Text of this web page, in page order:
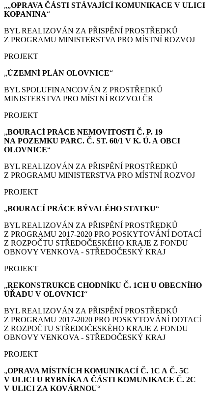
„„OPRAVA ČÁSTI STÁVAJÍCÍ KOMUNIKACE V ULICI
KOPANINA“
BYL REALIZOVÁN ZA PŘISPĚNÍ PROSTŘEDKŮ
Z PROGRAMU MINISTERSTVA PRO MÍSTNÍ ROZVOJ
PROJEKT
„ÚZEMNÍ PLÁN OLOVNICE“
BYL SPOLUFINANCOVÁN Z PROSTŘEDKŮ
MINISTERSTVA PRO MÍSTNÍ ROZVOJ ČR
PROJEKT
„BOURACÍ PRÁCE NEMOVITOSTI Č. P. 19
NA POZEMKU PARC. Č. ST. 60/1 V K. Ú. A OBCI
OLOVNICE“
BYL REALIZOVÁN ZA PŘISPĚNÍ PROSTŘEDKŮ
Z PROGRAMU MINISTERSTVA PRO MÍSTNÍ ROZVOJ
PROJEKT
„BOURACÍ PRÁCE BÝVALÉHO STATKU“
BYL REALIZOVÁN ZA PŘISPĚNÍ PROSTŘEDKŮ
Z PROGRAMU 2017-2020 PRO POSKYTOVÁNÍ DOTACÍ
Z ROZPOČTU STŘEDOČESKÉHO KRAJE Z FONDU
OBNOVY VENKOVA - STŘEDOČESKÝ KRAJ
PROJEKT
„REKONSTRUKCE CHODNÍKU Č. 1CH U OBECNÍHO
ÚŘADU V OLOVNICI“
BYL REALIZOVÁN ZA PŘISPĚNÍ PROSTŘEDKŮ
Z PROGRAMU 2017-2020 PRO POSKYTOVÁNÍ DOTACÍ
Z ROZPOČTU STŘEDOČESKÉHO KRAJE Z FONDU
OBNOVY VENKOVA - STŘEDOČESKÝ KRAJ
PROJEKT
„OPRAVA MÍSTNÍCH KOMUNIKACÍ Č. 1C A Č. 5C
V ULICI U RYBNÍKA A ČÁSTI KOMUNIKACE Č. 2C
V ULICI ZA KOVÁRNOU“